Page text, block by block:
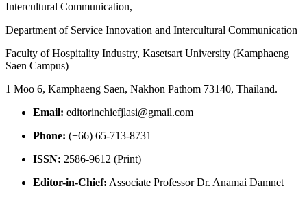
Intercultural Communication,
Department of Service Innovation and Intercultural Communication
Faculty of Hospitality Industry, Kasetsart University (Kamphaeng
Saen Campus)
1 Moo 6, Kamphaeng Saen, Nakhon Pathom 73140, Thailand.
Email: editorinchiefjlasi@gmail.com
Phone: (+66) 65-713-8731
ISSN: 2586-9612 (Print)
Editor-in-Chief: Associate Professor Dr. Anamai Damnet